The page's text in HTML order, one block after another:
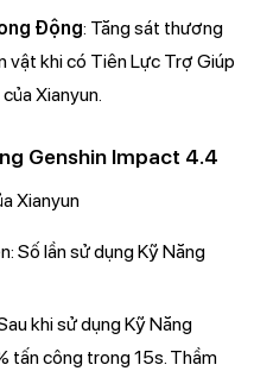
Động: Tăng sát thương
vật khi có Tiên Lực Trợ Giúp
Xianyun.
Genshin Impact 4.4
Số lần sử dụng Kỹ Năng
khi sử dụng Kỹ Năng
tấn công trong 15s. Thầm